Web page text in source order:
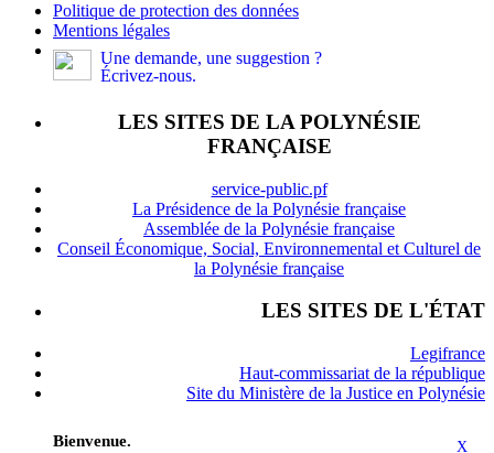
Politique de protection des données
Mentions légales
Une demande, une suggestion ?
Écrivez-nous.
LES SITES DE LA POLYNÉSIE
FRANÇAISE
service-public.pf
La Présidence de la Polynésie française
Assemblée de la Polynésie française
Conseil Économique, Social, Environnemental et Culturel de
la Polynésie française
LES SITES DE L'ÉTAT
Legifrance
Haut-commissariat de la république
Site du Ministère de la Justice en Polynésie
X
Bienvenue.